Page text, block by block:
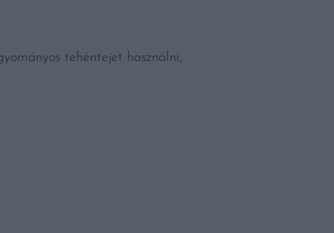
tehéntejet használni,